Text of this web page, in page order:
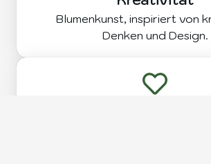
Blumenkunst, inspiriert von
Denken und Design.